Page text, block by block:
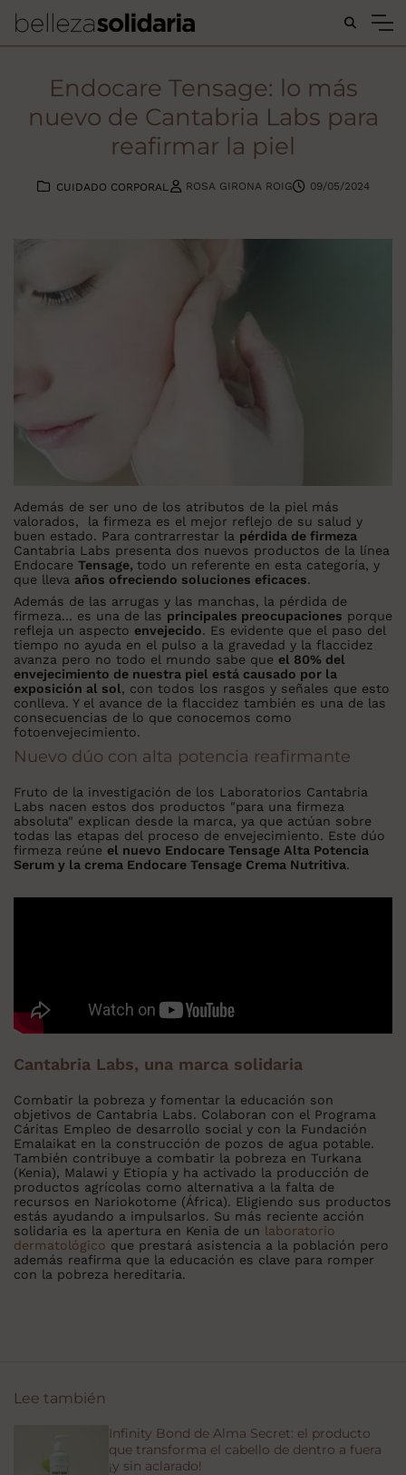
Buscar...
Endocare Tensage: lo más
nuevo de Cantabria Labs para
reafirmar la piel
CUIDADO CORPORAL ROSA GIRONA ROIG 09/05/2024
Además de ser uno de los atributos de la piel más
valorados, la firmeza es el mejor reflejo de su salud y
buen estado. Para contrarrestar la pérdida de firmeza
Cantabria Labs presenta dos nuevos productos de la línea
Endocare Tensage, todo un referente en esta categoría, y
que lleva años ofreciendo soluciones eficaces.
Además de las arrugas y las manchas, la pérdida de
firmeza... es una de las principales preocupaciones porque
refleja un aspecto envejecido. Es evidente que el paso del
tiempo no ayuda en el pulso a la gravedad y la flaccidez
avanza pero no todo el mundo sabe que el 80% del
envejecimiento de nuestra piel está causado por la
exposición al sol, con todos los rasgos y señales que esto
conlleva. Y el avance de la flaccidez también es una de las
consecuencias de lo que conocemos como
fotoenvejecimiento.
Nuevo dúo con alta potencia reafirmante
Fruto de la investigación de los Laboratorios Cantabria
Labs nacen estos dos productos "para una firmeza
absoluta" explican desde la marca, ya que actúan sobre
todas las etapas del proceso de envejecimiento. Este dúo
firmeza reúne el nuevo Endocare Tensage Alta Potencia
Serum y la crema Endocare Tensage Crema Nutritiva.
Cantabria Labs, una marca solidaria
Combatir la pobreza y fomentar la educación son
objetivos de Cantabria Labs. Colaboran con el Programa
Cáritas Empleo de desarrollo social y con la Fundación
Emalaikat en la construcción de pozos de agua potable.
También contribuye a combatir la pobreza en Turkana
(Kenia), Malawi y Etiopía y ha activado la producción de
productos agrícolas como alternativa a la falta de
recursos en Nariokotome (África). Eligiendo sus productos
estás ayudando a impulsarlos. Su más reciente acción
solidaria es la apertura en Kenia de un laboratorio
dermatológico que prestará asistencia a la población pero
además reafirma que la educación es clave para romper
con la pobreza hereditaria.
Lee también
Infinity Bond de Alma Secret: el producto
que transforma el cabello de dentro a fuera
¡y sin aclarado!